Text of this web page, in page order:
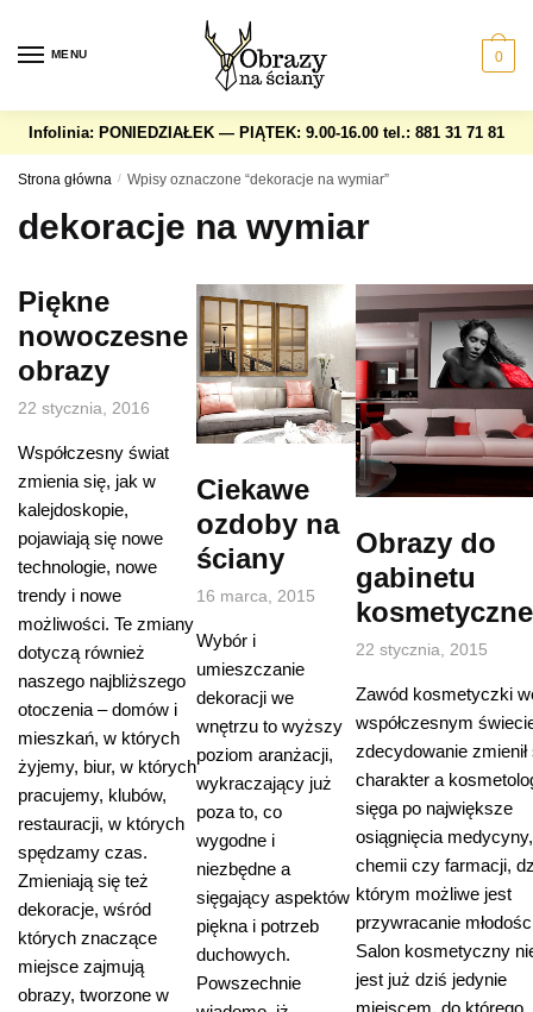
navigation
content
MENU 0
Infolinia: PONIEDZIAŁEK — PIĄTEK: 9.00-16.00 tel.: 881 31 71 81
Strona główna / Wpisy oznaczone “dekoracje na wymiar”
dekoracje na wymiar
Piękne
nowoczesne
obrazy
22 stycznia, 2016
Współczesny świat
zmienia się, jak w
kalejdoskopie,
pojawiają się nowe
technologie, nowe
trendy i nowe
możliwości. Te zmiany
dotyczą również
naszego najbliższego
otoczenia – domów i
mieszkań, w których
żyjemy, biur, w których
pracujemy, klubów,
restauracji, w których
spędzamy czas.
Zmieniają się też
dekoracje, wśród
których znaczące
miejsce zajmują
obrazy, tworzone w
Ciekawe
ozdoby na
ściany
16 marca, 2015
Wybór i
umieszczanie
dekoracji we
wnętrzu to wyższy
poziom aranżacji,
wykraczający już
poza to, co
wygodne i
niezbędne a
sięgający aspektów
piękna i potrzeb
duchowych.
Powszechnie
Obrazy do
gabinetu
22 stycznia, 2015
Zawód kosmetyczki
współczesnym
zdecydowanie zmienił
charakter a
sięga po największe
osiągnięcia medycyny,
chemii czy farmacji,
którym możliwe jest
przywracanie
Salon kosmetyczny
jest już dziś jedynie
miejscem, do którego